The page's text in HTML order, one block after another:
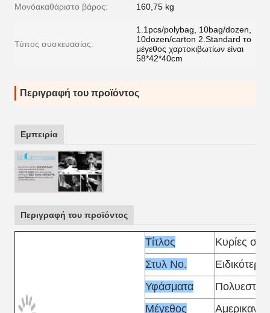
Μονόακαθάριστο βάρος: 160,75 kg
Τύπος συσκευασίας:
1.1pcs/polybag, 10bag/dozen,
10dozen/carton 2.Standard το
μέγεθος χαρτοκιβωτίων είναι
58*42*40cm
Περιγραφή του προϊόντος
Εμπειρία
Περιγραφή του προϊόντος
Τίτλος
Κυρίες
Στυλ Νο.
Ειδικότερα:
Υφάσματα
Μέγεθος